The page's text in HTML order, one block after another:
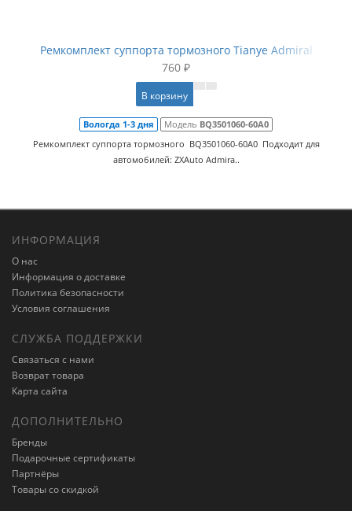
Ремкомплект суппорта тормозного Tianye Admiral
760 ₽
В корзину
Вологда 1-3 дня Модель BQ3501060-60A0
Ремкомплект суппорта тормозного BQ3501060-60A0 Подходит для
автомобилей: ZXAuto Admira..
ИНФОРМАЦИЯ
О нас
Информация о доставке
Политика безопасности
Условия соглашения
СЛУЖБА ПОДДЕРЖКИ
Связаться с нами
Возврат товара
Карта сайта
ДОПОЛНИТЕЛЬНО
Бренды
Подарочные сертификаты
Партнёры
Товары со скидкой